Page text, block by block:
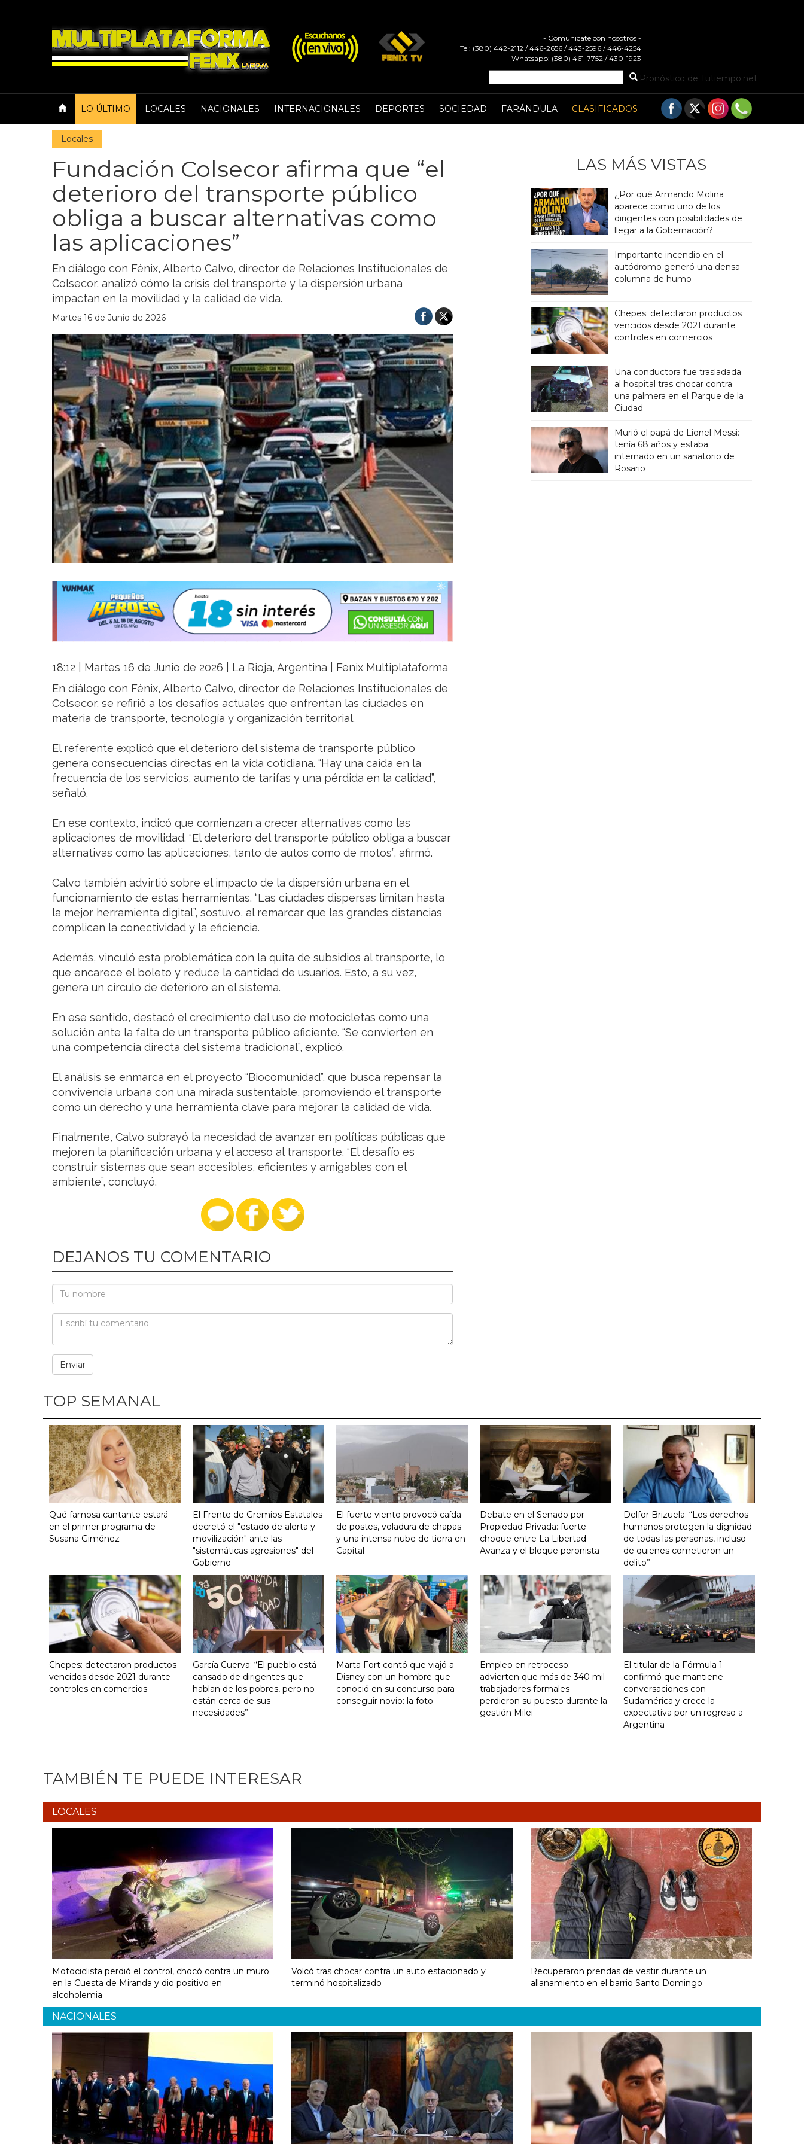
- Comunicate con nosotros -
Tel: (380) 442-2112 / 446-2656 / 443-2596 / 446-4254
Whatsapp: (380) 461-7752 / 430-1923
Pronóstico de Tutiempo.net
LO ÚLTIMO LOCALES NACIONALES INTERNACIONALES DEPORTES SOCIEDAD FARÁNDULA CLASIFICADOS
Locales
Fundación Colsecor afirma que “el
deterioro del transporte público
obliga a buscar alternativas como
las aplicaciones”
En diálogo con Fénix, Alberto Calvo, director de Relaciones Institucionales de
Colsecor, analizó cómo la crisis del transporte y la dispersión urbana
impactan en la movilidad y la calidad de vida.
Martes 16 de Junio de 2026
18:12 | Martes 16 de Junio de 2026 | La Rioja, Argentina | Fenix Multiplataforma
En diálogo con Fénix, Alberto Calvo, director de Relaciones Institucionales de
Colsecor, se refirió a los desafíos actuales que enfrentan las ciudades en
materia de transporte, tecnología y organización territorial.
El referente explicó que el deterioro del sistema de transporte público
genera consecuencias directas en la vida cotidiana. “Hay una caída en la
frecuencia de los servicios, aumento de tarifas y una pérdida en la calidad”,
señaló.
En ese contexto, indicó que comienzan a crecer alternativas como las
aplicaciones de movilidad. “El deterioro del transporte público obliga a buscar
alternativas como las aplicaciones, tanto de autos como de motos”, afirmó.
Calvo también advirtió sobre el impacto de la dispersión urbana en el
funcionamiento de estas herramientas. “Las ciudades dispersas limitan hasta
la mejor herramienta digital”, sostuvo, al remarcar que las grandes distancias
complican la conectividad y la eficiencia.
Además, vinculó esta problemática con la quita de subsidios al transporte, lo
que encarece el boleto y reduce la cantidad de usuarios. Esto, a su vez,
genera un círculo de deterioro en el sistema.
En ese sentido, destacó el crecimiento del uso de motocicletas como una
solución ante la falta de un transporte público eficiente. “Se convierten en
una competencia directa del sistema tradicional”, explicó.
El análisis se enmarca en el proyecto “Biocomunidad”, que busca repensar la
convivencia urbana con una mirada sustentable, promoviendo el transporte
como un derecho y una herramienta clave para mejorar la calidad de vida.
Finalmente, Calvo subrayó la necesidad de avanzar en políticas públicas que
mejoren la planificación urbana y el acceso al transporte. “El desafío es
construir sistemas que sean accesibles, eficientes y amigables con el
ambiente”, concluyó.
DEJANOS TU COMENTARIO
LAS MÁS VISTAS
¿Por qué Armando Molina
aparece como uno de los
dirigentes con posibilidades de
llegar a la Gobernación?
Importante incendio en el
autódromo generó una densa
columna de humo
Chepes: detectaron productos
vencidos desde 2021 durante
controles en comercios
Una conductora fue trasladada
al hospital tras chocar contra
una palmera en el Parque de la
Ciudad
Murió el papá de Lionel Messi:
tenía 68 años y estaba
internado en un sanatorio de
Rosario
TOP SEMANAL
Qué famosa cantante estará
en el primer programa de
Susana Giménez
El Frente de Gremios Estatales
decretó el "estado de alerta y
movilización" ante las
"sistemáticas agresiones" del
Gobierno
El fuerte viento provocó caída
de postes, voladura de chapas
y una intensa nube de tierra en
Capital
Debate en el Senado por
Propiedad Privada: fuerte
choque entre La Libertad
Avanza y el bloque peronista
Delfor Brizuela: “Los derechos
humanos protegen la dignidad
de todas las personas, incluso
de quienes cometieron un
delito”
Chepes: detectaron productos
vencidos desde 2021 durante
controles en comercios
García Cuerva: “El pueblo está
cansado de dirigentes que
hablan de los pobres, pero no
están cerca de sus
necesidades”
Marta Fort contó que viajó a
Disney con un hombre que
conoció en su concurso para
conseguir novio: la foto
Empleo en retroceso:
advierten que más de 340 mil
trabajadores formales
perdieron su puesto durante la
gestión Milei
El titular de la Fórmula 1
confirmó que mantiene
conversaciones con
Sudamérica y crece la
expectativa por un regreso a
Argentina
TAMBIÉN TE PUEDE INTERESAR
LOCALES
Motociclista perdió el control, chocó contra un muro
en la Cuesta de Miranda y dio positivo en
alcoholemia
Volcó tras chocar contra un auto estacionado y
terminó hospitalizado
Recuperaron prendas de vestir durante un
allanamiento en el barrio Santo Domingo
NACIONALES